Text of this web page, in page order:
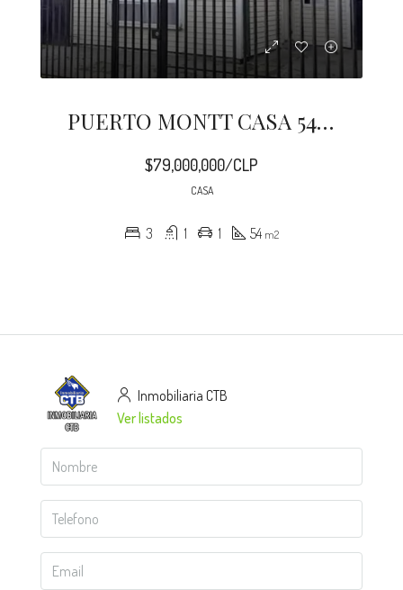
PUERTO MONTT CASA 54 M2 PUERTA SUR
$79,000,000/CLP
CASA
3 1 1 54 m2
Inmobiliaria CTB
Ver listados